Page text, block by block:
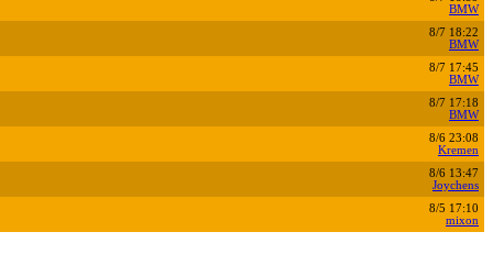
BMW
8/7 18:22
BMW
8/7 17:45
BMW
8/7 17:18
BMW
8/6 23:08
Kremen
8/6 13:47
Joychens
8/5 17:10
mixon